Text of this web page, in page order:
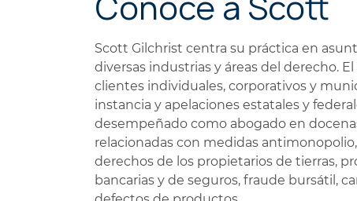
PERSONALES
Scott Gilchrist centra su práctica en
diversas industrias y áreas del derecho.
clientes individuales, corporativos y
instancia y apelaciones estatales y
desempeñado como abogado en
relacionadas con medidas
derechos de los propietarios de tierras,
bancarias y de seguros, fraude bursátil,